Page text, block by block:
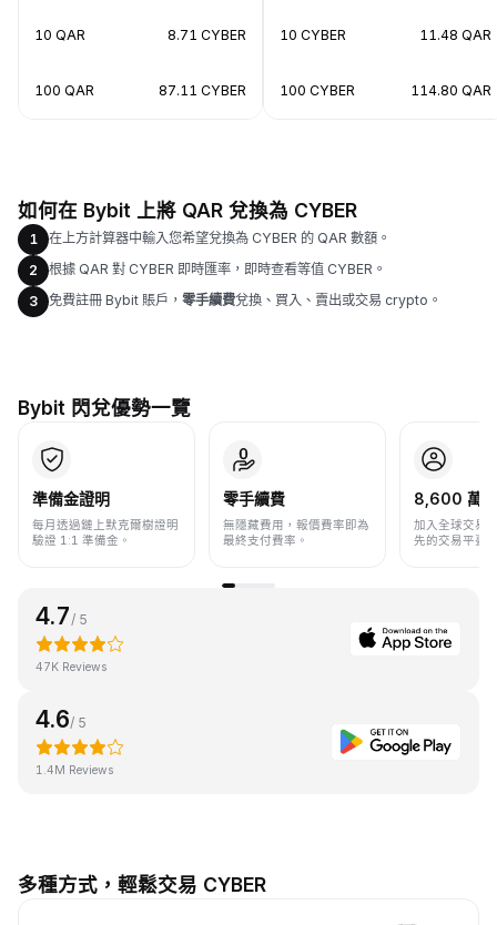
10 QAR 8.71 CYBER
100 QAR 87.11 CYBER
10 CYBER 11.48 QAR
100 CYBER 114.80 QAR
如何在 Bybit 上將 QAR 兌換為 CYBER
1
在上方計算器中輸入您希望兌換為 CYBER 的 QAR 數額。
2
根據 QAR 對 CYBER 即時匯率，即時查看等值 CYBER。
3
免費註冊 Bybit 賬戶， 零手續費兌換、買入、賣出或交易 crypto。
Bybit 閃兌優勢一覽
準備金證明
每月透過鏈上默克爾樹證明
驗證 1:1 準備金。
零手續費
無隱藏費用，報價費率即為
最終支付費率。
8,600 萬+
加入全球交易
先的交易平臺
4.7 / 5
47K Reviews
4.6/ 5
1.4M Reviews
多種方式，輕鬆交易 CYBER